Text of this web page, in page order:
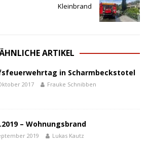
Kleinbrand
ARTIKEL
in Scharmbeckstotel
2017 Frauke Schnibben
– Wohnungsbrand
2019 Lukas Kautz